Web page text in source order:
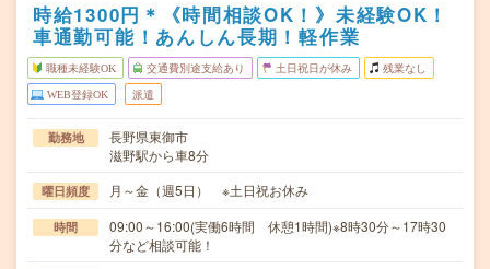
時給1300円＊《時間相談OK！》未経験OK！
車通勤可能！あんしん長期！軽作業
職種未経験OK 交通費別途支給あり 土日祝日が休み 残業なし
WEB登録OK 派遣
勤務地
長野県東御市
滋野駅から車8分
曜日頻度 月～金（週5日） ※土日祝お休み
時間
09:00～16:00(実働6時間 休憩1時間)※8時30分～17時30
分など相談可能！